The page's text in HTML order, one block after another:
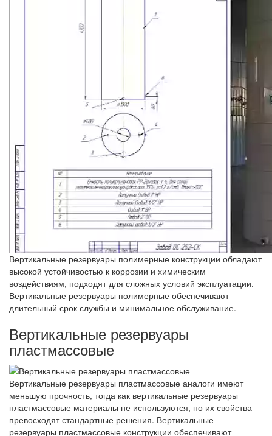
Вертикальные резервуары полимерные конструкции обладают
высокой устойчивостью к коррозии и химическим
воздействиям, подходят для сложных условий эксплуатации.
Вертикальные резервуары полимерные обеспечивают
длительный срок службы и минимальное обслуживание.
Вертикальные резервуары
пластмассовые
Вертикальные резервуары пластмассовые аналоги имеют
меньшую прочность, тогда как вертикальные резервуары
пластмассовые материалы не используются, но их свойства
превосходят стандартные решения. Вертикальные
резервуары пластмассовые конструкции обеспечивают